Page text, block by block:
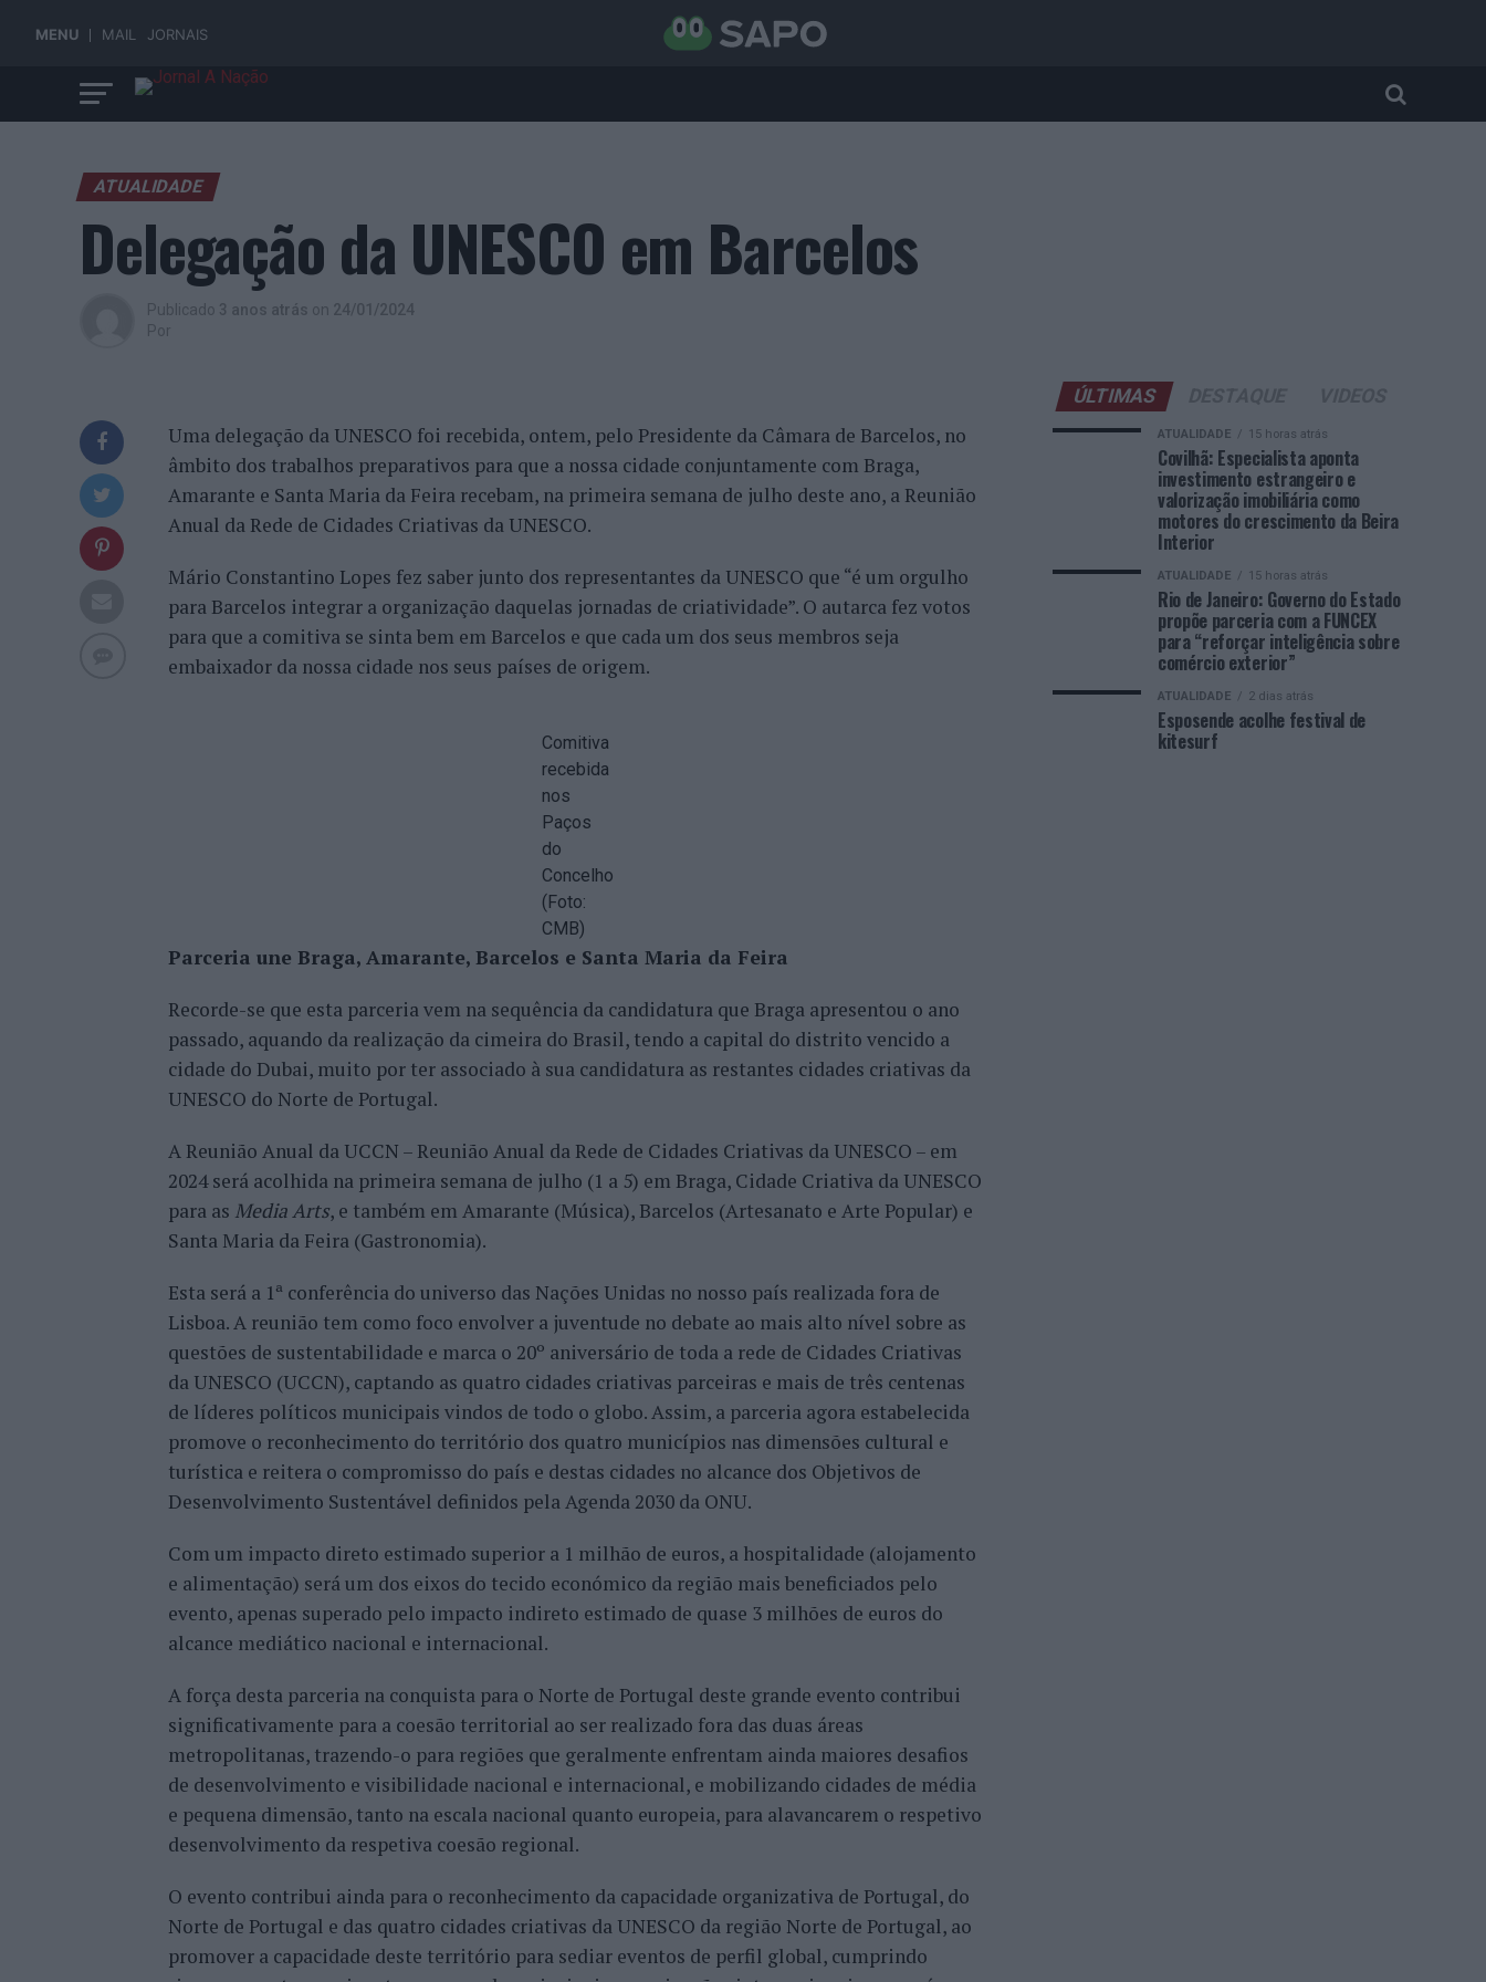
MENU MAIL JORNAIS
ATUALIDADE
Delegação da UNESCO em Barcelos
Publicado 3 anos atrás on 24/01/2024
Por
Uma delegação da UNESCO foi recebida, ontem, pelo Presidente da Câmara de Barcelos, no
âmbito dos trabalhos preparativos para que a nossa cidade conjuntamente com Braga,
Amarante e Santa Maria da Feira recebam, na primeira semana de julho deste ano, a Reunião
Anual da Rede de Cidades Criativas da UNESCO.
Mário Constantino Lopes fez saber junto dos representantes da UNESCO que “é um orgulho
para Barcelos integrar a organização daquelas jornadas de criatividade”. O autarca fez votos
para que a comitiva se sinta bem em Barcelos e que cada um dos seus membros seja
embaixador da nossa cidade nos seus países de origem.
Comitiva
recebida
nos
Paços
do
Concelho
(Foto:
CMB)
Parceria une Braga, Amarante, Barcelos e Santa Maria da Feira
Recorde-se que esta parceria vem na sequência da candidatura que Braga apresentou o ano
passado, aquando da realização da cimeira do Brasil, tendo a capital do distrito vencido a
cidade do Dubai, muito por ter associado à sua candidatura as restantes cidades criativas da
UNESCO do Norte de Portugal.
A Reunião Anual da UCCN – Reunião Anual da Rede de Cidades Criativas da UNESCO – em
2024 será acolhida na primeira semana de julho (1 a 5) em Braga, Cidade Criativa da UNESCO
para as Media Arts, e também em Amarante (Música), Barcelos (Artesanato e Arte Popular) e
Santa Maria da Feira (Gastronomia).
Esta será a 1ª conferência do universo das Nações Unidas no nosso país realizada fora de
Lisboa. A reunião tem como foco envolver a juventude no debate ao mais alto nível sobre as
questões de sustentabilidade e marca o 20º aniversário de toda a rede de Cidades Criativas
da UNESCO (UCCN), captando as quatro cidades criativas parceiras e mais de três centenas
de líderes políticos municipais vindos de todo o globo. Assim, a parceria agora estabelecida
promove o reconhecimento do território dos quatro municípios nas dimensões cultural e
turística e reitera o compromisso do país e destas cidades no alcance dos Objetivos de
Desenvolvimento Sustentável definidos pela Agenda 2030 da ONU.
Com um impacto direto estimado superior a 1 milhão de euros, a hospitalidade (alojamento
e alimentação) será um dos eixos do tecido económico da região mais beneficiados pelo
evento, apenas superado pelo impacto indireto estimado de quase 3 milhões de euros do
alcance mediático nacional e internacional.
A força desta parceria na conquista para o Norte de Portugal deste grande evento contribui
significativamente para a coesão territorial ao ser realizado fora das duas áreas
metropolitanas, trazendo-o para regiões que geralmente enfrentam ainda maiores desafios
de desenvolvimento e visibilidade nacional e internacional, e mobilizando cidades de média
e pequena dimensão, tanto na escala nacional quanto europeia, para alavancarem o respetivo
desenvolvimento da respetiva coesão regional.
O evento contribui ainda para o reconhecimento da capacidade organizativa de Portugal, do
Norte de Portugal e das quatro cidades criativas da UNESCO da região Norte de Portugal, ao
promover a capacidade deste território para sediar eventos de perfil global, cumprindo
ÚLTIMAS
ATUALIDADE 15 horas atrás
Covilhã: Especialista aponta
investimento estrangeiro e
valorização imobiliária como
motores do crescimento da Beira
Interior
ATUALIDADE 15 horas atrás
Rio de Janeiro: Governo do Estado
propõe parceria com a FUNCEX
para “reforçar inteligência sobre
comércio exterior”
ATUALIDADE 2 dias atrás
Esposende acolhe festival de
kitesurf